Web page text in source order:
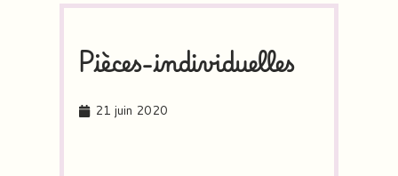
Pièces-individuelles
21 juin 2020